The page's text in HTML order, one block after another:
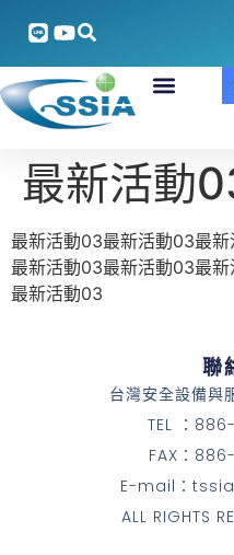
最新活動
最新活動03最新活動03最
最新活動03最新活動03最
最新活動03
聯
台灣安全設備與
TEL ：
FAX：
E-mail：
ALL RIGHTS